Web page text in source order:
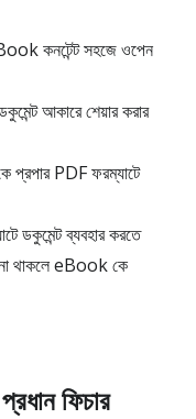
কনটেন্ট সহজে ওপেন
আকারে শেয়ার করার
প্রপার PDF ফরম্যাটে
ডকুমেন্ট ব্যবহার করতে
থাকলে eBook কে
ফিচার